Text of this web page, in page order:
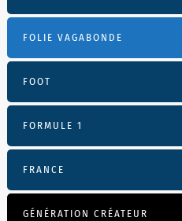
FOLIE VAGABONDE
FOOT
FORMULE 1
FRANCE
GÉNÉRATION CRÉATEUR